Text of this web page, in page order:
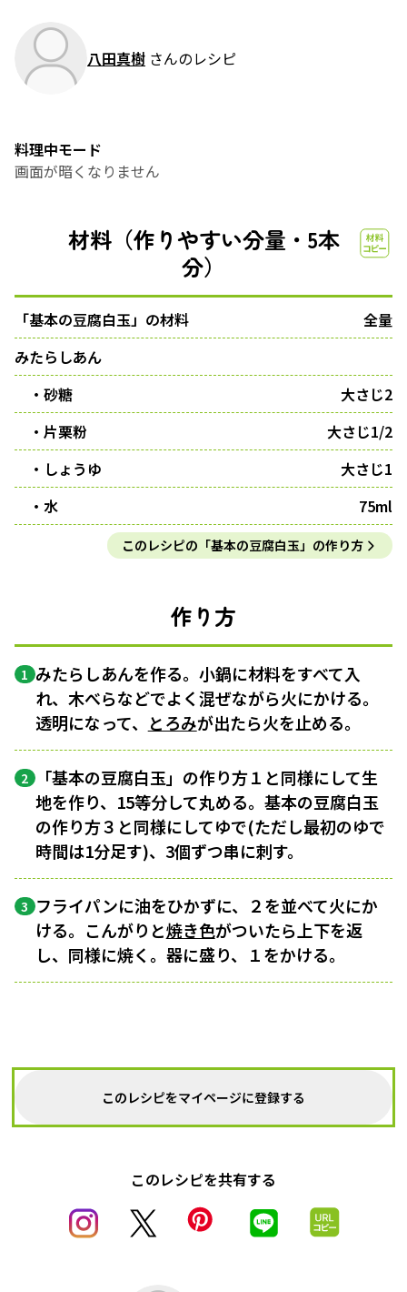
八田真樹 さんのレシピ
料理中モード
画面が暗くなりません
材料（作りやすい分量・5本
分）
「基本の豆腐白玉」の材料
全量
みたらしあん
・砂糖
大さじ2
・片栗粉
大さじ1/2
・しょうゆ
大さじ1
・水
75ml
このレシピの「基本の豆腐白玉」の作り方
作り方
1 みたらしあんを作る。小鍋に材料をすべて入
れ、木べらなどでよく混ぜながら火にかける。
透明になって、 とろみが出たら火を止める。
2 「基本の豆腐白玉」の作り方１と同様にして生
地を作り、15等分して丸める。基本の豆腐白玉
の作り方３と同様にしてゆで(ただし最初のゆで
時間は1分足す)、3個ずつ串に刺す。
3 フライパンに油をひかずに、２を並べて火にか
ける。こんがりと焼き色がついたら上下を返
し、同様に焼く。器に盛り、１をかける。
このレシピをマイページに登録する
このレシピを共有する